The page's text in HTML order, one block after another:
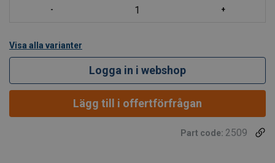
Visa alla varianter
Logga in i webshop
Lägg till i offertförfrågan
Part code: 2509